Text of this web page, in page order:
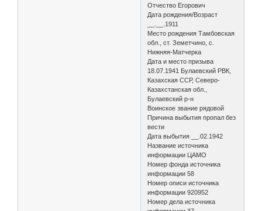
Отчество Егорович
Дата рождения/Возраст
__.__.1911
Место рождения Тамбовская
обл., ст. Земетчино, с.
Нижняя-Матчерка
Дата и место призыва
18.07.1941 Булаевский РВК,
Казахская ССР, Северо-
Казахстанская обл.,
Булаевский р-н
Воинское звание рядовой
Причина выбытия пропал без
вести
Дата выбытия __.02.1942
Название источника
информации ЦАМО
Номер фонда источника
информации 58
Номер описи источника
информации 920952
Номер дела источника